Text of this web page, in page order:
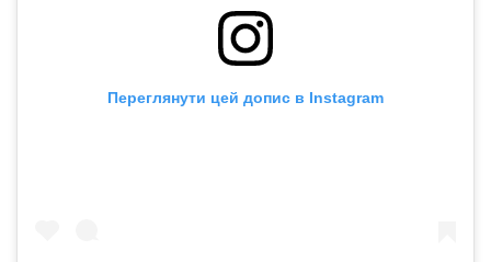
Переглянути цей допис в Instagram